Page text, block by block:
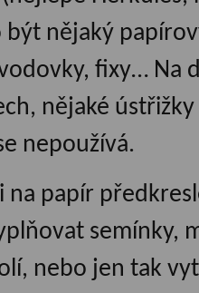
být nějaký
fixy… Na
nějaké
nepoužívá.
na papír
semínky,
nebo jen tak